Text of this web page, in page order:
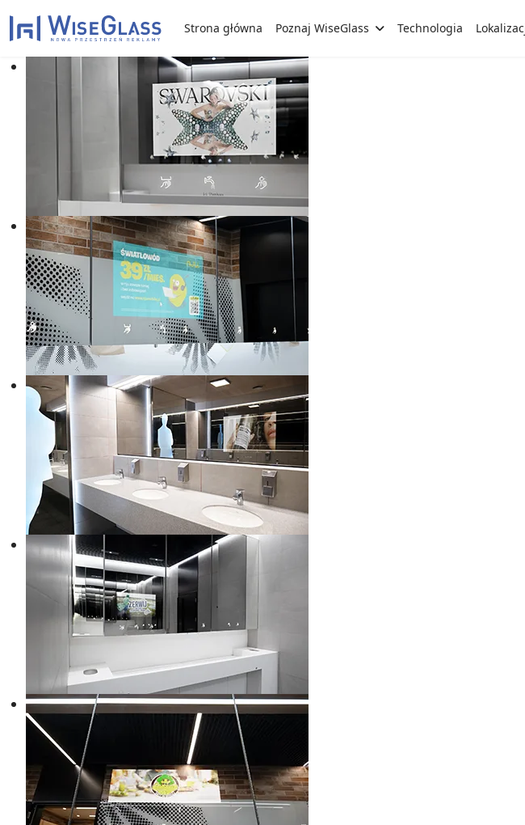
Strona główna Poznaj WiseGlass Technologia